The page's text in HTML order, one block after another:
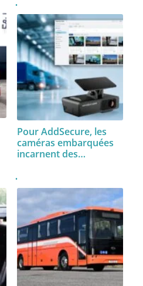
Pour AddSecure, les
caméras embarquées
incarnent des…